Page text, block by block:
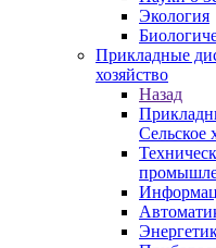
Экология
Прикладные
хозяйство
Назад
Сельское